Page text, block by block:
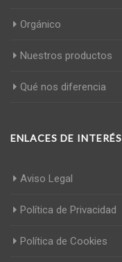
Orgánico
Nuestros productos
Qué nos diferencia
ENLACES DE INTERÉS
Aviso Legal
Política de Privacidad
Política de Cookies